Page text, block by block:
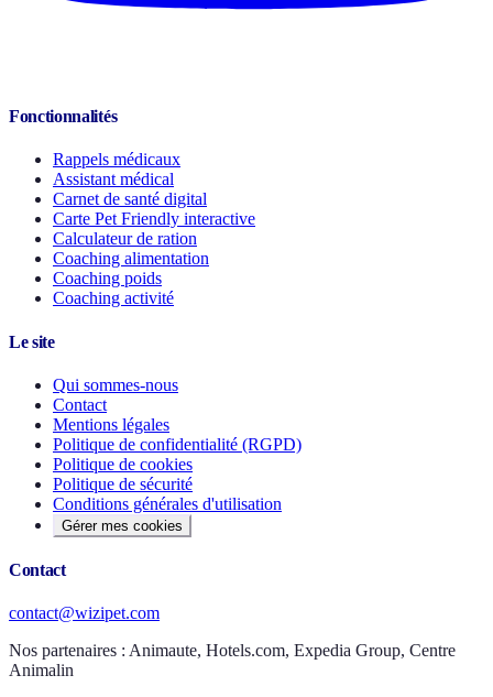
Fonctionnalités
Rappels médicaux
Assistant médical
Carnet de santé digital
Carte Pet Friendly interactive
Calculateur de ration
Coaching alimentation
Coaching poids
Coaching activité
Le site
Qui sommes-nous
Contact
Mentions légales
Politique de confidentialité (RGPD)
Politique de cookies
Politique de sécurité
Conditions générales d'utilisation
Gérer mes cookies
Contact
contact@wizipet.com
Nos partenaires : Animaute, Hotels.com, Expedia Group, Centre
Animalin